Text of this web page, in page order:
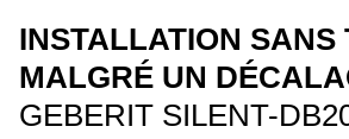
INSTALLATION SANS
MALGRÉ UN
GEBERIT SILENT-